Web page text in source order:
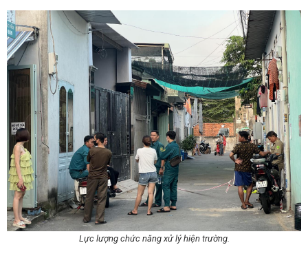
Lực lượng chức năng xử lý hiện trường.